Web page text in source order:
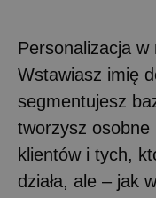
Personalizacja
Wstawiasz imię
segmentujesz
tworzysz osobne
klientów i tych,
działa, ale – jak